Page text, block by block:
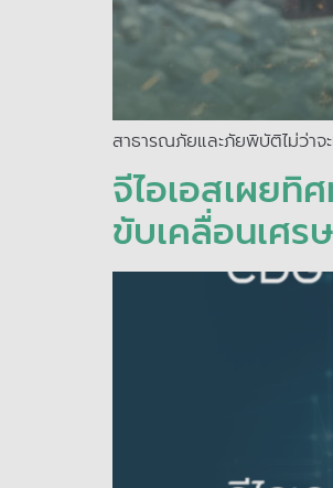
สาธารณภัยและภัยพิบัติไม่ว่าจ
จีไอเอสเผยทิ
ขับเคลื่อนเศ